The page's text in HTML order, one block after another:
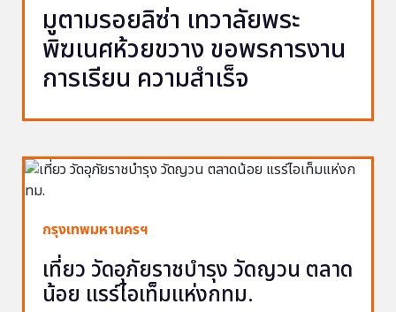
มูตามรอยลิซ่า เทวาลัยพระ
พิฆเนศห้วยขวาง ขอพรการงาน
การเรียน ความสำเร็จ
กรุงเทพมหานครฯ
เที่ยว วัดอุภัยราชบำรุง วัดญวน ตลาด
น้อย แรร์ไอเท็มแห่งกทม.